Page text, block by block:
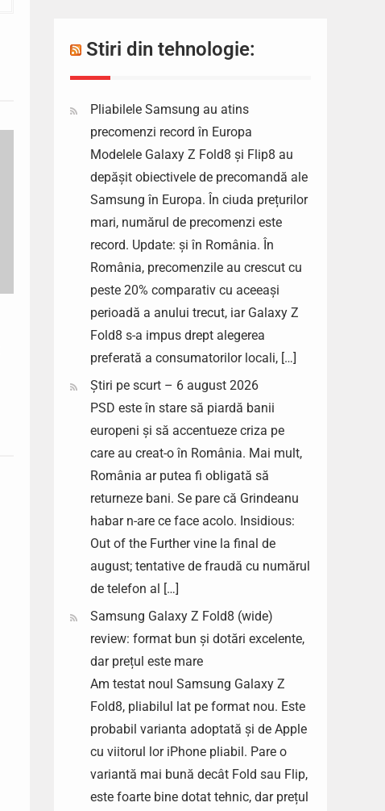
Stiri din tehnologie:
Pliabilele Samsung au atins
precomenzi record în Europa
Modelele Galaxy Z Fold8 și Flip8 au
depășit obiectivele de precomandă ale
Samsung în Europa. În ciuda prețurilor
mari, numărul de precomenzi este
record. Update: și în România. În
România, precomenzile au crescut cu
peste 20% comparativ cu aceeași
perioadă a anului trecut, iar Galaxy Z
Fold8 s-a impus drept alegerea
preferată a consumatorilor locali, […]
Știri pe scurt – 6 august 2026
PSD este în stare să piardă banii
europeni și să accentueze criza pe
care au creat-o în România. Mai mult,
România ar putea fi obligată să
returneze bani. Se pare că Grindeanu
habar n-are ce face acolo. Insidious:
Out of the Further vine la final de
august; tentative de fraudă cu numărul
de telefon al […]
Samsung Galaxy Z Fold8 (wide)
review: format bun și dotări excelente,
dar prețul este mare
Am testat noul Samsung Galaxy Z
Fold8, pliabilul lat pe format nou. Este
probabil varianta adoptată și de Apple
cu viitorul lor iPhone pliabil. Pare o
variantă mai bună decât Fold sau Flip,
este foarte bine dotat tehnic, dar prețul